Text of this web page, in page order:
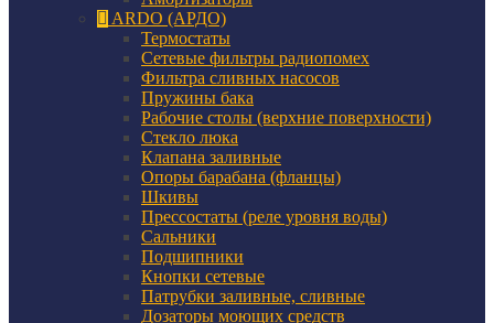
ARDO (АРДО)
Термостаты
Сетевые фильтры радиопомех
Фильтра сливных насосов
Пружины бака
Рабочие столы (верхние поверхности)
Стекло люка
Клапана заливные
Опоры барабана (фланцы)
Шкивы
Прессостаты (реле уровня воды)
Сальники
Подшипники
Кнопки сетевые
Патрубки заливные, сливные
Дозаторы моющих средств